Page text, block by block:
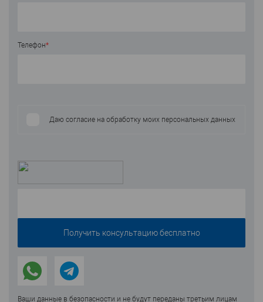
Телефон*
Даю согласие на обработку моих персональных данных
Ваши данные в безопасности и не будут переданы третьим лицам